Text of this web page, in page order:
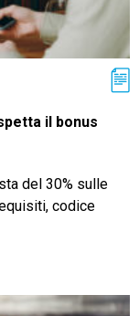
il bonus
del 30% sulle
codice